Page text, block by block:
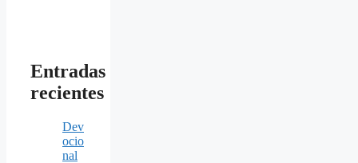
Entradas
recientes
Dev
ocio
nal